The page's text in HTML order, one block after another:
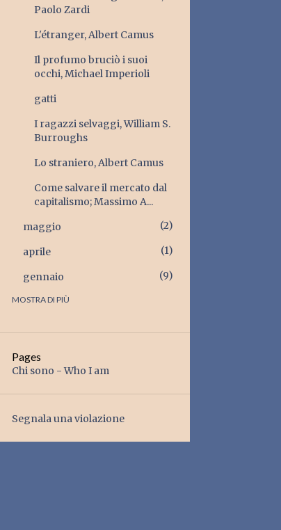
Paolo Zardi
L'étranger, Albert Camus
Il profumo bruciò i suoi
occhi, Michael Imperioli
gatti
I ragazzi selvaggi, William S.
Burroughs
Lo straniero, Albert Camus
Come salvare il mercato dal
capitalismo; Massimo A...
maggio
2
aprile 1
gennaio 9
2025
agosto
giugno
MOSTRA DI PIÙ
Pages
Chi sono - Who I am
Segnala una violazione